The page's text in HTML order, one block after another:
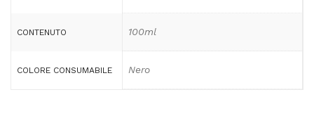
CONTENUTO 100ml
COLORE CONSUMABILE Nero